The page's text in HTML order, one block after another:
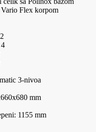
Flex korpom
3-nivoa
mm
1155 mm